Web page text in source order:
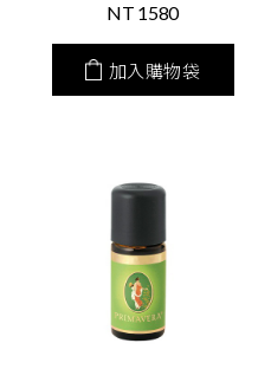
NT 1580
加入購物袋